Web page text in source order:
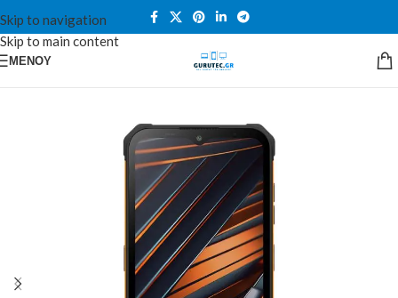
Skip to navigation
Skip to main content
ΜΕΝΟΎ